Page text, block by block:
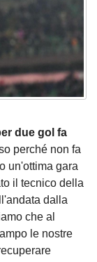
due gol fa
perché non fa
un'ottima gara
il tecnico della
dalla
che al
le nostre